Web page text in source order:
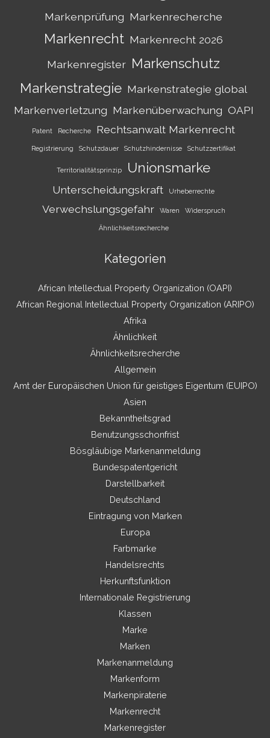
Markenprüfung Markenrecherche
Markenrecht Markenrecht 2026
Markenregister Markenschutz
Markenstrategie Markenstrategie global
Markenverletzung Markenüberwachung OAPI
Patent Recherche Rechtsanwalt Markenrecht
Registrierung Schutzdauer Schutzhindernisse Schutzzertifikat
Territorialitätsprinzip Unionsmarke
Unterscheidungskraft Urheberrechte
Verwechslungsgefahr Waren Widerspruch
Ähnlichkeitsrecherche
Kategorien
African Intellectual Property Organization (OAPI)
African Regional Intellectual Property Organization (ARIPO)
Afrika
Ähnlichkeit
Ähnlichkeitsrecherche
Allgemein
Amt der Europäischen Union für geistiges Eigentum (EUIPO)
Asien
Bekanntheitsgrad
Benutzungsschonfrist
Bösgläubige Markenanmeldung
Bundespatentgericht
Darstellbarkeit
Deutschland
Eintragung von Marken
Europa
Farbmarke
Handelsrechts
Herkunftsfunktion
Internationale Registrierung
Klassen
Marke
Marken
Markenanmeldung
Markenform
Markenpiraterie
Markenrecht
Markenregister